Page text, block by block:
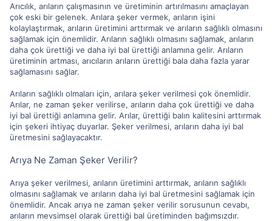
Arıcılık, arıların çalışmasının ve üretiminin artırılmasını amaçlayan
çok eski bir gelenek. Arılara şeker vermek, arıların işini
kolaylaştırmak, arıların üretimini arttırmak ve arıların sağlıklı olmasını
sağlamak için önemlidir. Arıların sağlıklı olmasını sağlamak, arıların
daha çok ürettiği ve daha iyi bal ürettiği anlamına gelir. Arıların
üretiminin artması, arıcıların arıların ürettiği bala daha fazla yarar
sağlamasını sağlar.
Arıların sağlıklı olmaları için, arılara şeker verilmesi çok önemlidir.
Arılar, ne zaman şeker verilirse, arıların daha çok ürettiği ve daha
iyi bal ürettiği anlamına gelir. Arılar, ürettiği balın kalitesini arttırmak
için şekeri ihtiyaç duyarlar. Şeker verilmesi, arıların daha iyi bal
üretmesini sağlayacaktır.
Arıya Ne Zaman Şeker Verilir?
Arıya şeker verilmesi, arıların üretimini arttırmak, arıların sağlıklı
olmasını sağlamak ve arıların daha iyi bal üretmesini sağlamak için
önemlidir. Ancak arıya ne zaman şeker verilir sorusunun cevabı,
arıların mevsimsel olarak ürettiği bal üretiminden bağımsızdır.